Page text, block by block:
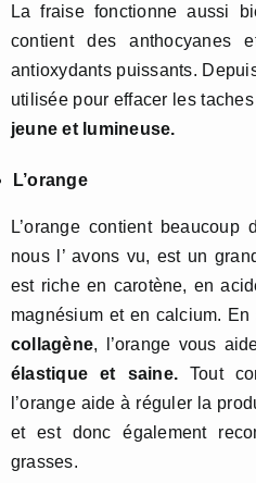
La fraise fonctionne aussi
contient des
antioxydants puissants.
utilisée pour effacer les
jeune et lumineuse.
L’orange
L’orange contient
nous l’ avons vu, est un
est riche en carotène, en
magnésium et en calcium. En
co llagène, l’orange vous
élastique et saine. Tout
l’orange aide à réguler la
et est donc également
grasses.